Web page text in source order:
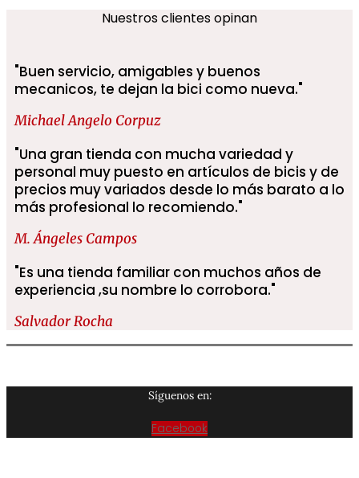
Nuestros clientes opinan
"Buen servicio, amigables y buenos
mecanicos, te dejan la bici como nueva."
Michael Angelo Corpuz
"Una gran tienda con mucha variedad y
personal muy puesto en artículos de bicis y de
precios muy variados desde lo más barato a lo
más profesional lo recomiendo."
M. Ángeles Campos
"Es una tienda familiar con muchos años de
experiencia ,su nombre lo corrobora."​
Salvador Rocha
Síguenos en:
Facebook